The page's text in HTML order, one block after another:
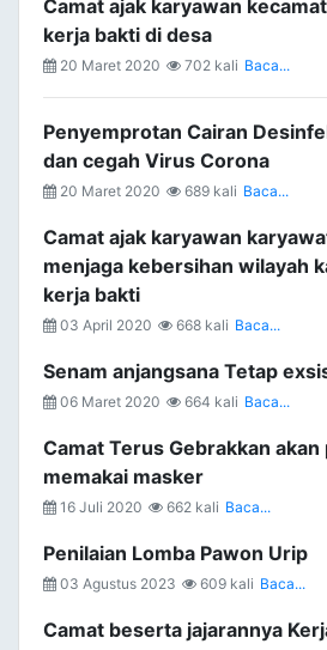
Camat ajak karyawan
kerja bakti di desa
20 Maret 2020 702 kali Baca...
Penyemprotan Cairan
dan cegah Virus Corona
20 Maret 2020 689 kali Baca...
Camat ajak karyawan
menjaga kebersihan wilayah
kerja bakti
03 April 2020 668 kali Baca...
Senam anjangsana Tetap
06 Maret 2020 664 kali Baca...
Camat Terus Gebrakkan
memakai masker
16 Juli 2020 662 kali Baca...
Penilaian Lomba Pawon Urip
03 Agustus 2023 609 kali Baca...
Camat beserta jajarannya